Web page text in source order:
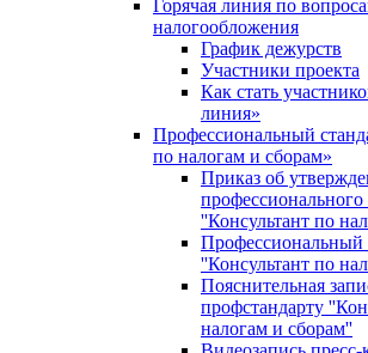
Горячая линия по
налогообложения
График дежурств
Участники проекта
Как стать
линия»
Профессиональный
по налогам и сборам»
Приказ об
профессионального
''Консультант по
Профессиональный
''Консультант по
Пояснительная
профстандарту
налогам и сборам''